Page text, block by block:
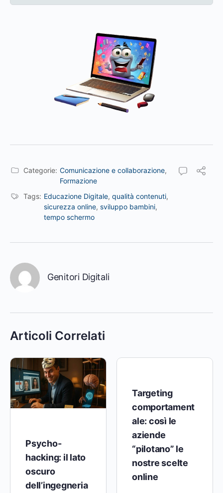
Categorie: Comunicazione e collaborazione,
Formazione
Tags: Educazione Digitale, qualità contenuti,
sicurezza online, sviluppo bambini,
tempo schermo
Genitori Digitali
Articoli Correlati
Psycho-
hacking: il lato
oscuro
dell’ingegneria
Targeting
comportament
ale: così le
aziende
“pilotano” le
nostre scelte
online